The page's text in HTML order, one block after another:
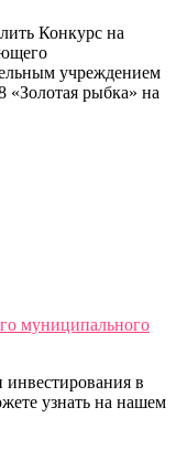
Конкурс на
учреждением
«Золотая рыбка» на
муниципального
в
узнать на нашем